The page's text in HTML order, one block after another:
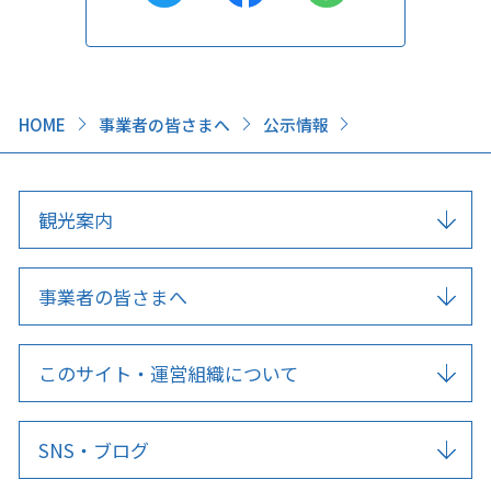
HOME 事業者の皆さまへ 公示情報
観光案内
事業者の皆さまへ
このサイト・運営組織について
SNS・ブログ